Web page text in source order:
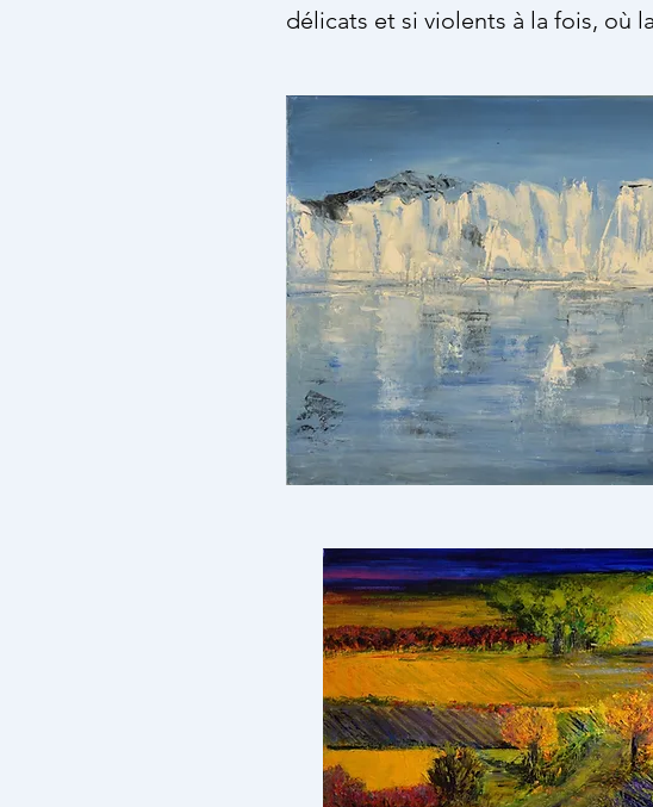
délicats et si violents à la fois, où